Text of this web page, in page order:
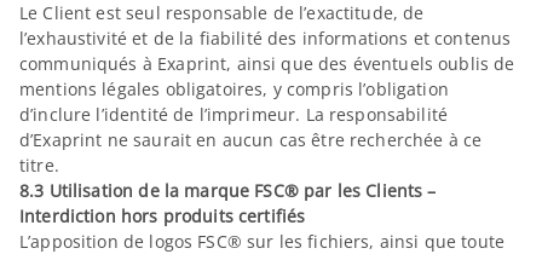
Le Client est seul responsable de l’exactitude, de
l’exhaustivité et de la fiabilité des informations et contenus
communiqués à Exaprint, ainsi que des éventuels oublis de
mentions légales obligatoires, y compris l’obligation
d’inclure l’identité de l’imprimeur. La responsabilité
d’Exaprint ne saurait en aucun cas être recherchée à ce
titre.
8.3 Utilisation de la marque FSC® par les Clients –
Interdiction hors produits certifiés
L’apposition de logos FSC® sur les fichiers, ainsi que toute